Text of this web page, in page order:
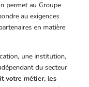
permet au Groupe
au exigences
en matière
une institution,
du secteur
votre métier, les